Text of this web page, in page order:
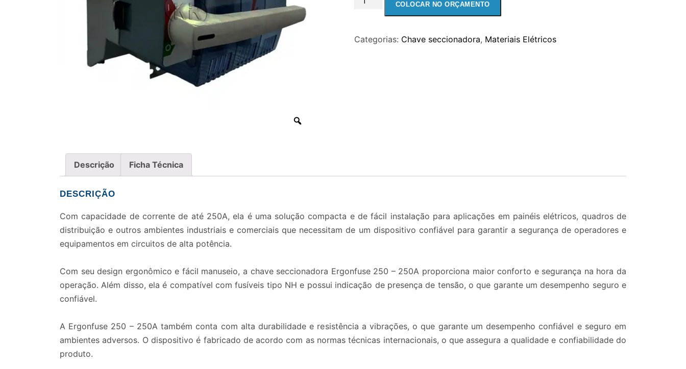
SECCIONADORA
250
COLOCAR NO ORÇAMENTO
Categorias: Chave seccionadora, Materiais Elétricos
Descrição Ficha Técnica
DESCRIÇÃO
Com capacidade de corrente de até 250A, ela é uma solução compacta e de fácil instalação para aplicações em painéis elétricos, quadros de
distribuição e outros ambientes industriais e comerciais que necessitam de um dispositivo confiável para garantir a segurança de operadores e
equipamentos em circuitos de alta potência.
Com seu design ergonômico e fácil manuseio, a chave seccionadora Ergonfuse 250 – 250A proporciona maior conforto e segurança na hora da
operação. Além disso, ela é compatível com fusíveis tipo NH e possui indicação de presença de tensão, o que garante um desempenho seguro e
confiável.
A Ergonfuse 250 – 250A também conta com alta durabilidade e resistência a vibrações, o que garante um desempenho confiável e seguro em
ambientes adversos. O dispositivo é fabricado de acordo com as normas técnicas internacionais, o que assegura a qualidade e confiabilidade do
produto.